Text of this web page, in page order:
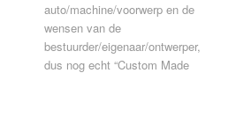
auto/machine/voorwerp en de
wensen van de
bestuurder/eigenaar/ontwerper,
dus nog echt “Custom Made